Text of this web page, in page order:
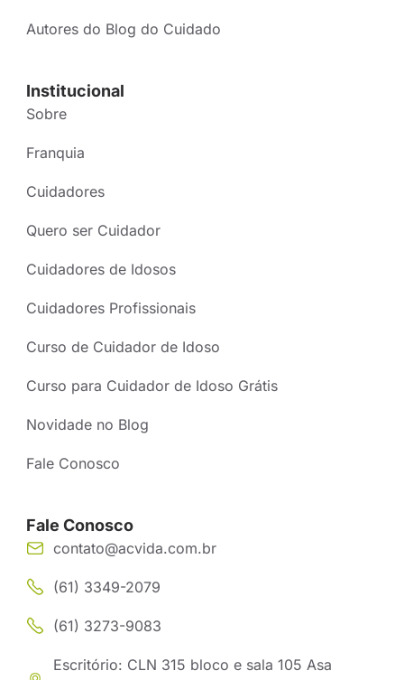
Autores do Blog do Cuidado
Institucional
Sobre
Franquia
Cuidadores
Quero ser Cuidador
Cuidadores de Idosos
Cuidadores Profissionais
Curso de Cuidador de Idoso
Curso para Cuidador de Idoso Grátis
Novidade no Blog
Fale Conosco
Fale Conosco
contato@acvida.com.br
(61) 3349-2079
(61) 3273-9083
Escritório: CLN 315 bloco e sala 105 Asa